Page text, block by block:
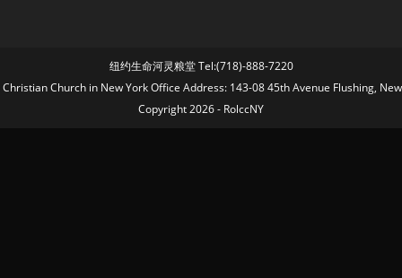
纽约生命河灵粮堂 Tel:(718)-888-7220
Christian Church in New York Office Address: 143-08 45th Avenue Flushing,
Copyright 2026 - RolccNY